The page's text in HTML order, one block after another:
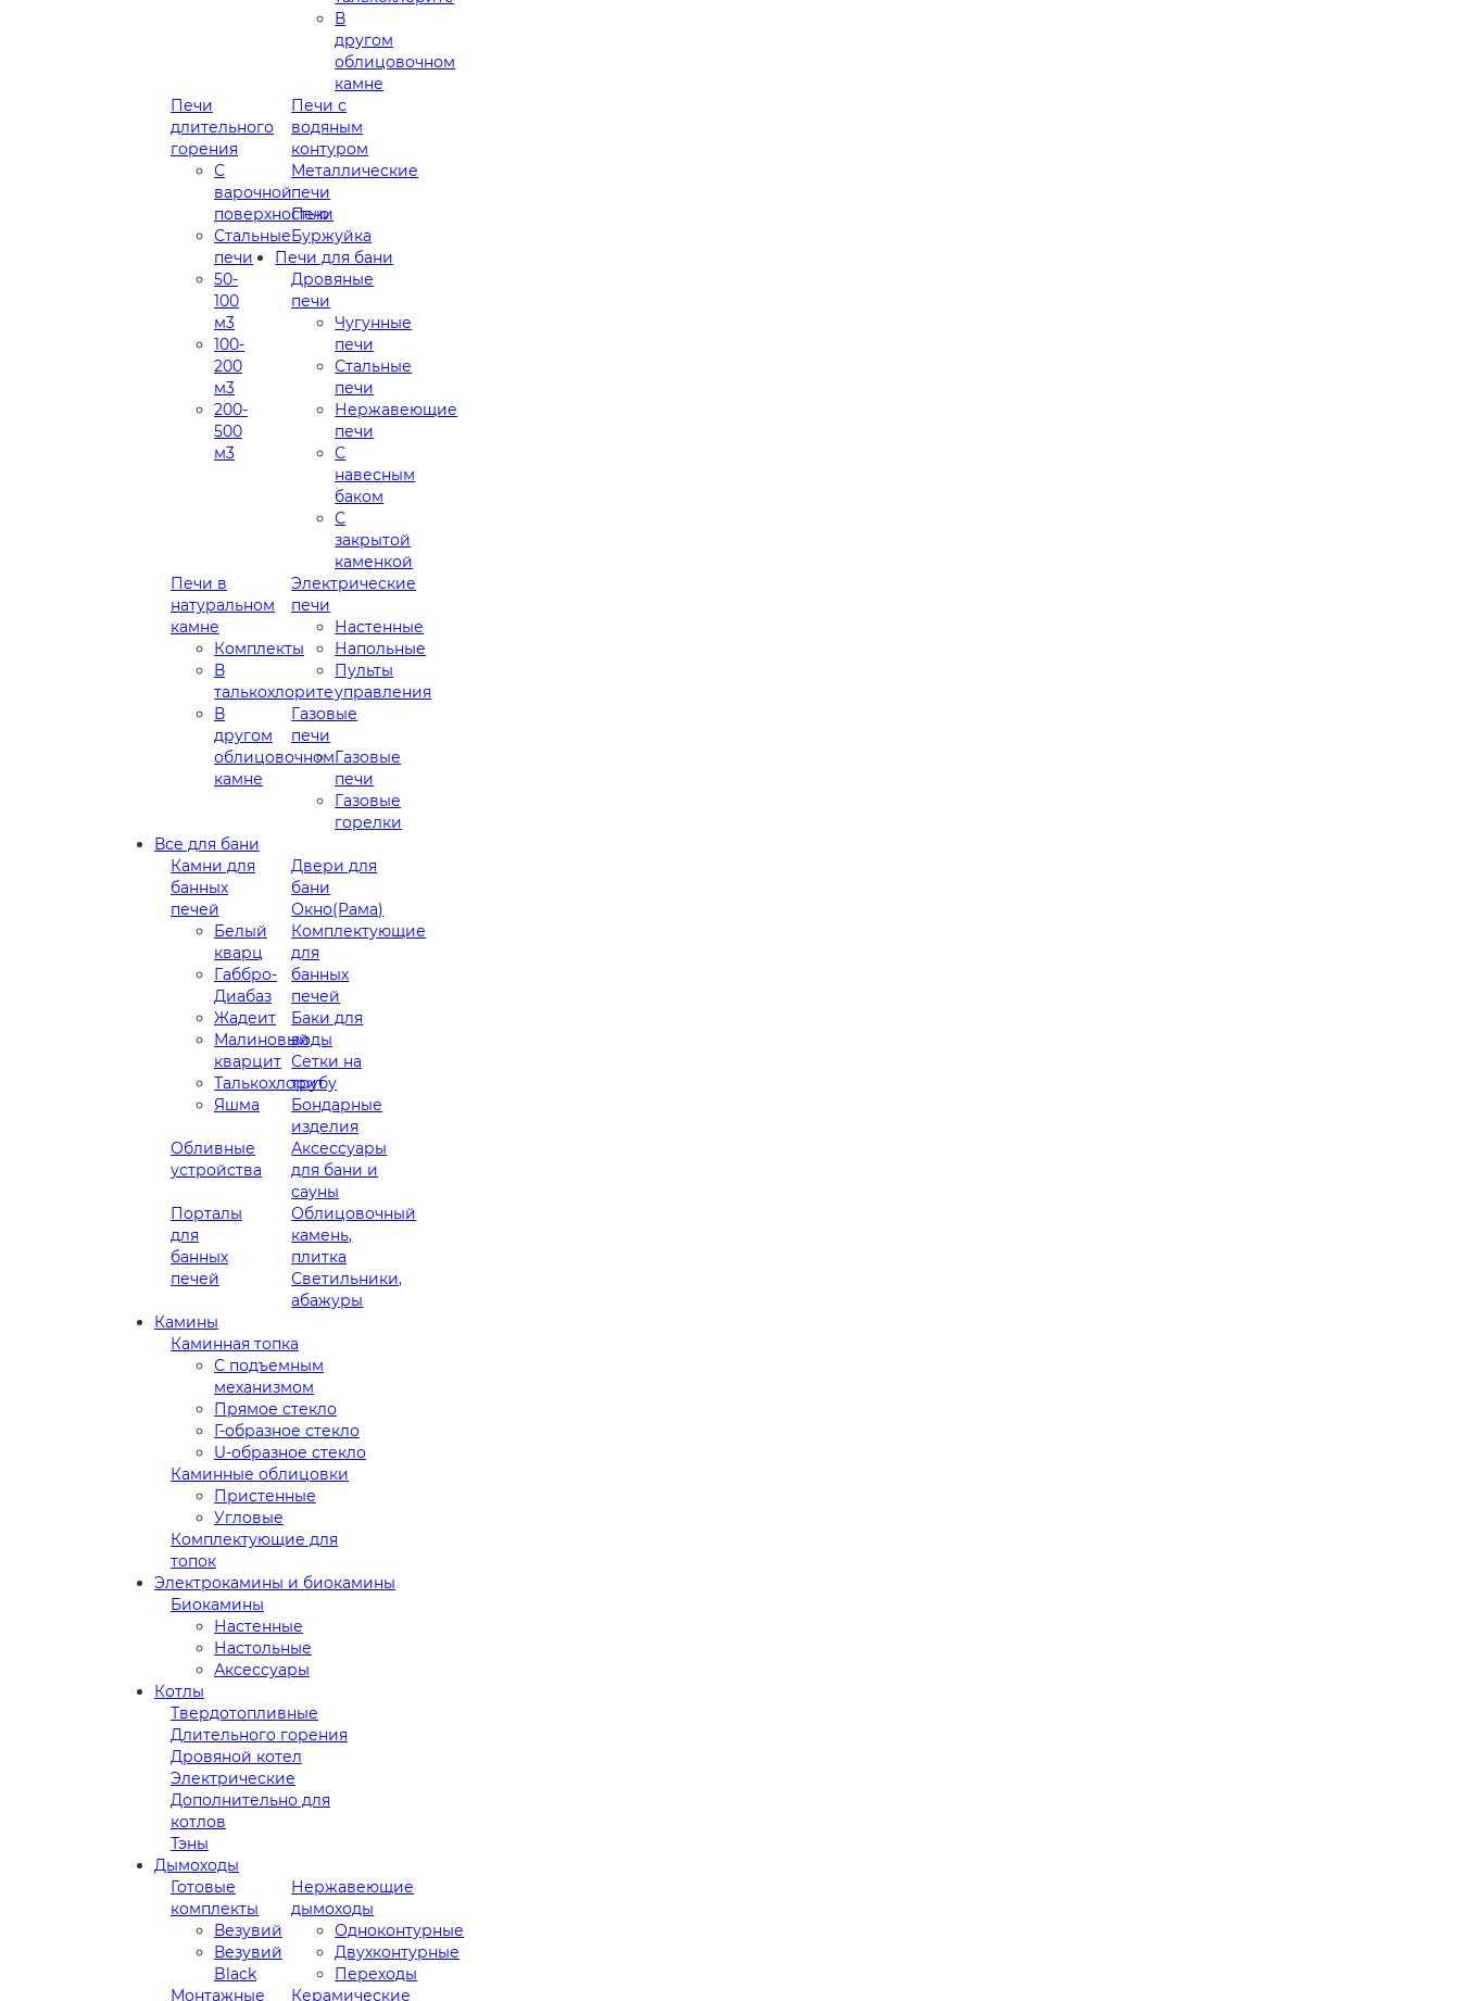
В
другом
облицовочном
камне
Печи
длительного
горения
С
варочной
поверхностью
Стальные
печи
50-
100
м3
100-
200
м3
200-
500
м3
Печи с
водяным
контуром
Металлические
печи
Печи
Буржуйка
Печи для бани
Дровяные
печи
Чугунные
печи
Стальные
печи
Нержавеющие
печи
С
навесным
баком
С
закрытой
каменкой
Печи в
натуральном
камне
Комплекты
В
талькохлорите
В
другом
облицовочном
камне
Электрические
печи
Настенные
Напольные
Пульты
управления
Газовые
печи
Газовые
печи
Газовые
горелки
Все для бани
Камни для
банных
печей
Белый
кварц
Габбро-
Диабаз
Жадеит
Малиновый
кварцит
Талькохлорит
Яшма
Двери для
бани
Окно(Рама)
Комплектующие
для
банных
печей
Баки для
воды
Сетки на
трубу
Бондарные
изделия
Обливные
устройства
Аксессуары
для бани и
сауны
Порталы
для
банных
печей
Облицовочный
камень,
плитка
Светильники,
абажуры
Камины
Каминная топка
С подъемным
механизмом
Прямое стекло
Г-образное стекло
U-образное стекло
Каминные облицовки
Пристенные
Угловые
Комплектующие для
топок
Электрокамины и биокамины
Биокамины
Настенные
Настольные
Аксессуары
Котлы
Твердотопливные
Длительного горения
Дровяной котел
Электрические
Дополнительно для
котлов
Тэны
Дымоходы
Готовые
комплекты
Везувий
Везувий
Black
Нержавеющие
дымоходы
Одноконтурные
Двухконтурные
Переходы
Монтажные
Керамические